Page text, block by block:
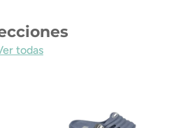
todas